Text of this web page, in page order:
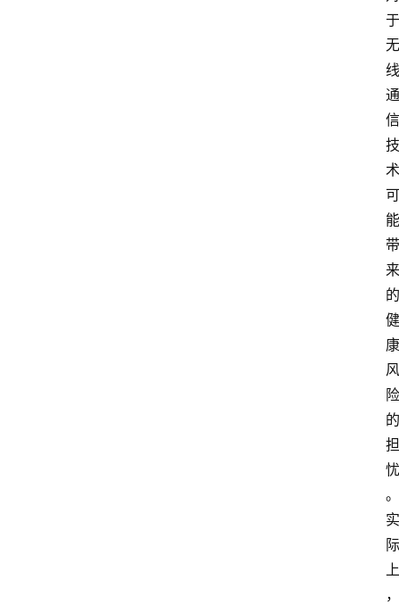
于
无
线
通
信
技
术
可
能
带
来
的
健
康
风
险
的
担
忧
。
实
际
上
，